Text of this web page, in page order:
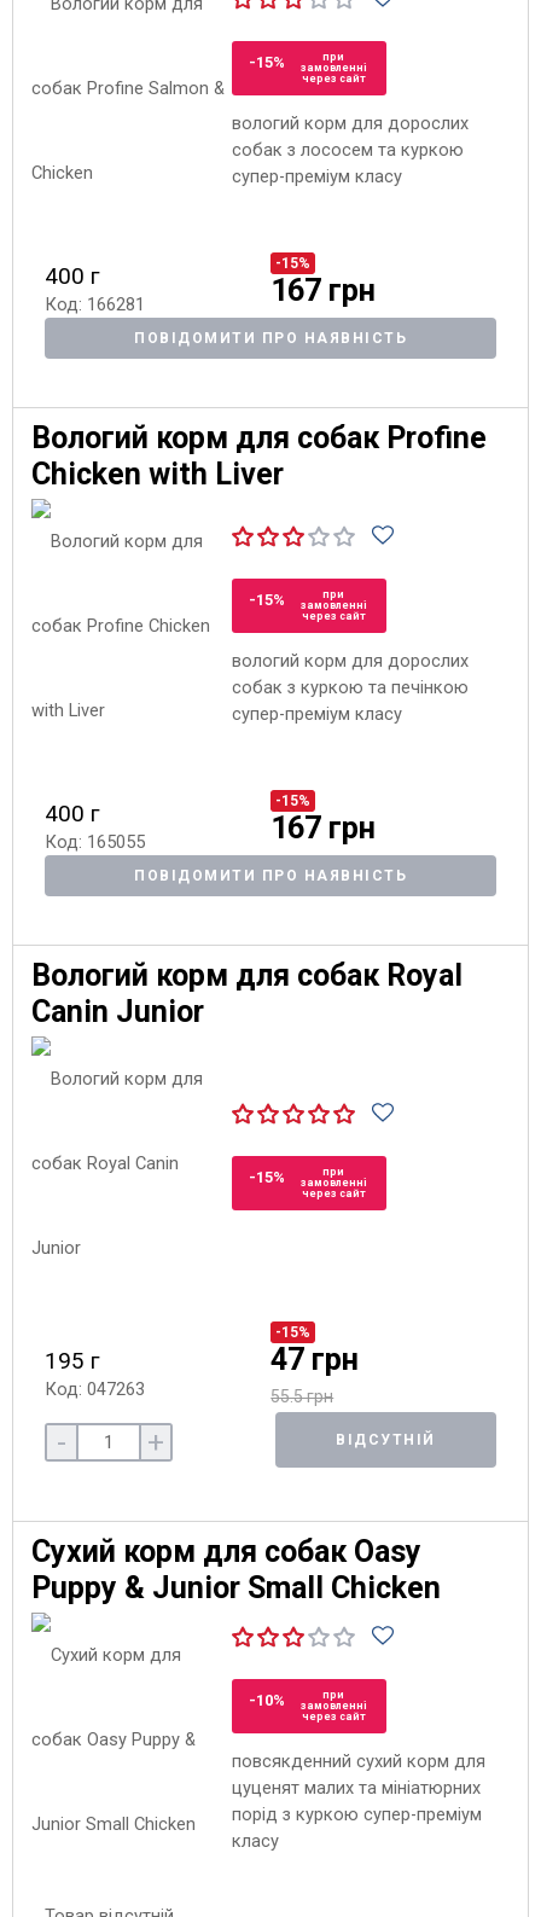
-15%
при
замовленні
через сайт
вологий корм для дорослих
собак з лососем та куркою
супер-преміум класу
400 г
Код: 166281
-15%
167 грн
ПОВІДОМИТИ ПРО НАЯВНІСТЬ
Вологий корм для собак Profine
Chicken with Liver
-15%
при
замовленні
через сайт
вологий корм для дорослих
собак з куркою та печінкою
супер-преміум класу
400 г
Код: 165055
-15%
167 грн
ПОВІДОМИТИ ПРО НАЯВНІСТЬ
Вологий корм для собак Royal
Canin Junior
-15%
при
замовленні
через сайт
195 г
Код: 047263
-15%
47 грн
55.5 грн
- + ВІДСУТНІЙ
Сухий корм для собак Oasy
Puppy & Junior Small Chicken
-10%
при
замовленні
через сайт
повсякденний сухий корм для
цуценят малих та мініатюрних
порід з куркою супер-преміум
класу